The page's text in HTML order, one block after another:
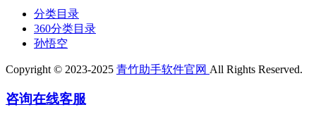
分类目录
360分类目录
孙悟空
Copyright © 2023-2025 青竹助手软件官网 All Rights Reserved.
咨询在线客服